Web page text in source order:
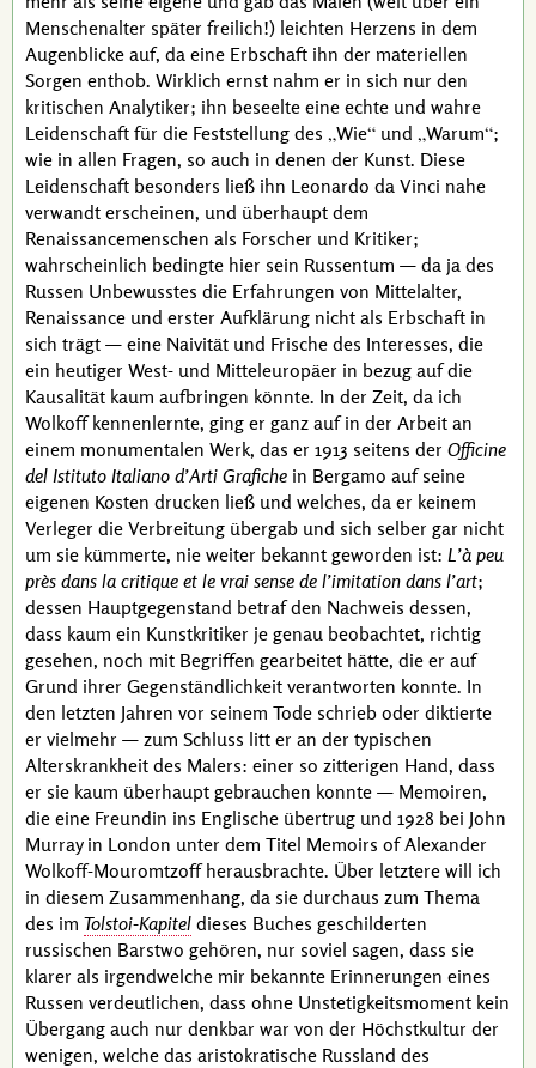
Menschenalter später freilich!) leichten Herzens in dem
Augenblicke auf, da eine Erbschaft ihn der materiellen
Sorgen enthob. Wirklich ernst nahm er in sich nur den
kritischen Analytiker; ihn beseelte eine echte und wahre
Leidenschaft für die Feststellung des Wie und Warum ;
wie in allen Fragen, so auch in denen der Kunst. Diese
Leidenschaft besonders ließ ihn Leonardo da Vinci nahe
verwandt erscheinen, und überhaupt dem
Renaissancemenschen als Forscher und Kritiker;
wahrscheinlich bedingte hier sein Russentum — da ja des
Russen Unbewusstes die Erfahrungen von Mittelalter,
Renaissance und erster Aufklärung nicht als Erbschaft in
sich trägt — eine Naivität und Frische des Interesses, die
ein heutiger West- und Mitteleuropäer in bezug auf die
Kausalität kaum aufbringen könnte. In der Zeit, da ich
Wolkoffkennenlernte, ging er ganz auf in der Arbeit an
einem monumentalen Werk, das er 1913 seitens der Officine
del Istituto Italiano d’Arti Grafiche in Bergamo auf seine
eigenen Kosten drucken ließ und welches, da er keinem
Verleger die Verbreitung übergab und sich selber gar nicht
um sie kümmerte, nie weiter bekannt geworden ist: L’à peu
près dans la critique et le vrai sense de l’imitation dans l’art;
dessen Hauptgegenstand betraf den Nachweis dessen,
dass kaum ein Kunstkritiker je genau beobachtet, richtig
gesehen, noch mit Begriffen gearbeitet hätte, die er auf
Grund ihrer Gegenständlichkeit verantworten konnte. In
den letzten Jahren vor seinem Tode schrieb oder diktierte
er vielmehr — zum Schluss litt er an der typischen
Alterskrankheit des Malers: einer so zitterigen Hand, dass
er sie kaum überhaupt gebrauchen konnte — Memoiren,
die eine Freundin ins Englische übertrug und 1928 bei John
Murray in London unter dem Titel Memoirs of Alexander
Wolkoff-Mouromtzoffherausbrachte. Über letztere will ich
in diesem Zusammenhang, da sie durchaus zum Thema
des im Tolstoi-Kapitel dieses Buches geschilderten
russischen Barstwo gehören, nur soviel sagen, dass sie
klarer als irgendwelche mir bekannte Erinnerungen eines
Russen verdeutlichen, dass ohne Unstetigkeitsmoment kein
Übergang auch nur denkbar war von der Höchstkultur der
wenigen, welche das aristokratische Russland des